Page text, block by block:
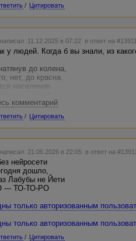
зубы,
эти,
наёден…
/ Цитировать
написал 11.12.2025 в 07:22 в ответ на
у людей. Когда б вы знали, из
до колена,
нет, до красна.
население
интернета
не мудрено.
как "соседи"
Вот Вам мёд.
услышанным и увиденным
интеллектами орудовали "Ваши
три трека: Важна лищь степень
а не самодержавие. [
]
только авторизованным
хоть и не понятен, но более
пользователям
комментарий
/ Цитировать
написал 21.06.2026 в 22:05 в ответ на
нейросети
дошло,
Лабубы не Йети
--- ТО-ТО-РО
только авторизованным
только авторизованным
/ Цитировать